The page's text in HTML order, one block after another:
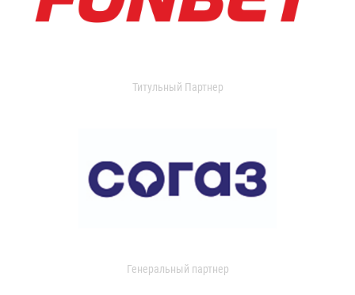
Титульный Партнер
Генеральный партнер